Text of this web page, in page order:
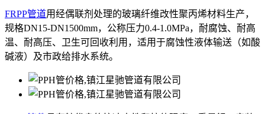
FRPP管道用经偶联剂处理的玻璃纤维改性聚丙烯材料生产，
规格DN15-DN1500mm，公称压力0.4-1.0MPa，耐腐蚀、耐高
温、耐高压、卫生可回收利用，适用于腐蚀性液体输送（如酸
碱液）及市政给排水系统。